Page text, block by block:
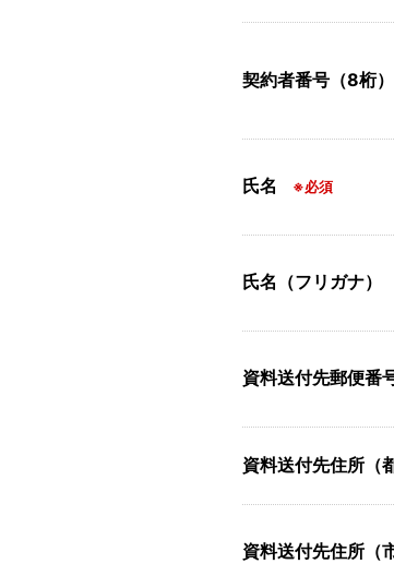
契約者番号（8桁）
氏名 ※必須
氏名（フリガナ）
資料送付先郵便番
資料送付先住所（
資料送付先住所（